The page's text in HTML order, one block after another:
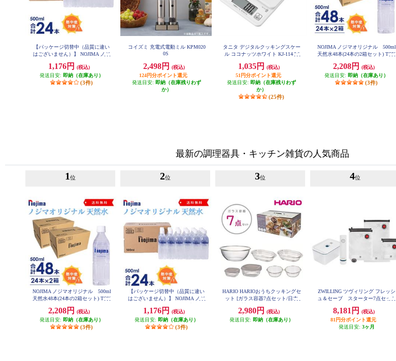
【パッケージ切替中（品質に違い
はございません）】 NOJIMA ノジ
セット ESNW500
1,176円
(税込)
発送目安: 即納（在庫あり）
(3件)
コイズミ 充電式電動ミル KPM020
0S
2,498円
(税込)
124円分ポイント還元
発送目安: 即納（在庫残りわず
か）
タニタ デジタルクッキングスケー
ル ココナッツホワイト KJ-114-W
1,035円
(税込)
51円分ポイント還元
発送目安: 即納（在庫残りわず
か）
(25件)
NOJIMA ノジマオリジナル 500ml
天然水48本(24本の2箱セット) TOK
2,208円
(税込)
発送目安: 即納（在庫あり）
(3件)
最新の調理器具・キッチン雑貨の人気商品
1 位
NOJIMA ノジマオリジナル 500ml
天然水48本(24本の2箱セット) TOK
2,208円
(税込)
発送目安: 即納（在庫あり）
(3件)
2位
【パッケージ切替中（品質に違い
はございません）】 NOJIMA ノジ
セット ESNW500
1,176円
(税込)
発送目安: 即納（在庫あり）
(3件)
3位
HARIO HARIOおうちクッキングセ
ット [ガラス容器7点セット/日本
2,980円
(税込)
発送目安: 即納（在庫あり）
4位
ZWILLING ツヴィリング フレッシ
ュ＆セーブ スターター7点セット
8,181円
(税込)
81円分ポイント還元
発送目安: 3ヶ月